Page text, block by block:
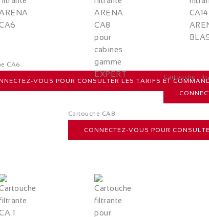
CA6
VOUS POUR CONSULTER LES TARIFS ET
Cartouche CA8
CONNECTEZ-VOUS POUR
Cartouche